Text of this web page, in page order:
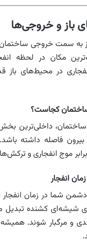
به سمت خروجی ساختمان
مکان در لحظه
در محیط‌های باز
داخلی‌ترین
فاصله داشته
موج انفجاری و
دشمن شما در زمان
شیشه‌ای کشنده تبدیل
مرگبار شوند. همیشه